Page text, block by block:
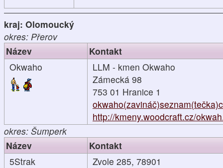
kraj: Olomoucký
okres: Přerov
Název
Kontakt
Okwaho
LLM - kmen Okwaho
Zámecká 98
753 01 Hranice 1
http://kmeny.woodcraft.cz/
okres: Šumperk
Název
Kontakt
5Strak
Zvole 285, 78901